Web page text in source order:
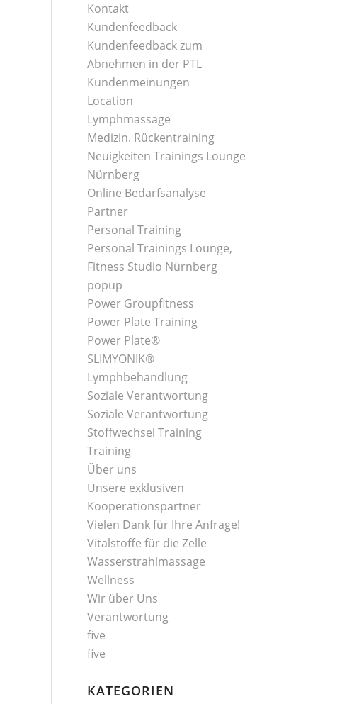
Kontakt
Kundenfeedback
Kundenfeedback zum
Abnehmen in der PTL
Kundenmeinungen
Location
Lymphmassage
Medizin. Rückentraining
Neuigkeiten Trainings Lounge
Nürnberg
Online Bedarfsanalyse
Partner
Personal Training
Personal Trainings Lounge,
Fitness Studio Nürnberg
popup
Power Groupfitness
Power Plate Training
Power Plate®
SLIMYONIK®
Lymphbehandlung
Soziale Verantwortung
Soziale Verantwortung
Stoffwechsel Training
Training
Über uns
Unsere exklusiven
Kooperationspartner
Vielen Dank für Ihre Anfrage!
Vitalstoffe für die Zelle
Wasserstrahlmassage
Wellness
Wir über Uns
Verantwortung
five
five
KATEGORIEN